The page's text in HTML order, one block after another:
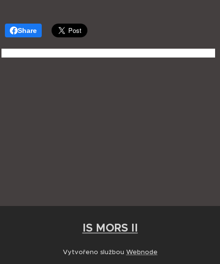
Share
IS MORS II
Vytvořeno službou Webnode